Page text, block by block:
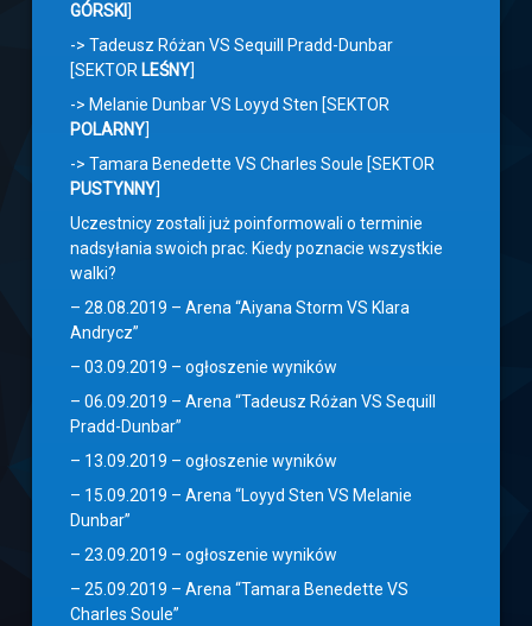
GÓRSKI]
-> Tadeusz Różan VS Sequill Pradd-Dunbar
[SEKTOR LEŚNY]
-> Melanie Dunbar VS Loyyd Sten [SEKTOR
POLARNY]
-> Tamara Benedette VS Charles Soule [SEKTOR
PUSTYNNY]
Uczestnicy zostali już poinformowali o terminie
nadsyłania swoich prac. Kiedy poznacie wszystkie
walki?
– 28.08.2019 – Arena “Aiyana Storm VS Klara
Andrycz”
– 03.09.2019 – ogłoszenie wyników
– 06.09.2019 – Arena “Tadeusz Różan VS Sequill
Pradd-Dunbar”
– 13.09.2019 – ogłoszenie wyników
– 15.09.2019 – Arena “Loyyd Sten VS Melanie
Dunbar”
– 23.09.2019 – ogłoszenie wyników
– 25.09.2019 – Arena “Tamara Benedette VS
Charles Soule”